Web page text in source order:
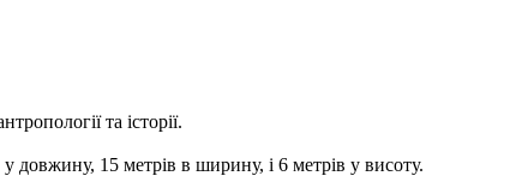
та історії.
довжину, 15 метрів в ширину, і 6 метрів у висоту.